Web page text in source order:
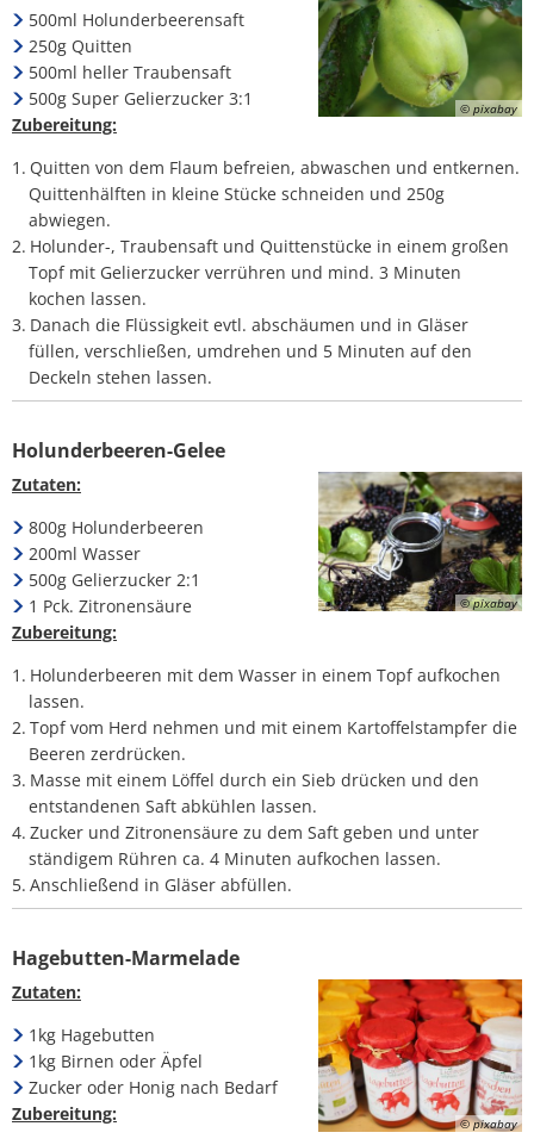
© pixabay
500ml Holunderbeerensaft
250g Quitten
500ml heller Traubensaft
500g Super Gelierzucker 3:1
Zubereitung:
Quitten von dem Flaum befreien, abwaschen und entkernen.
Quittenhälften in kleine Stücke schneiden und 250g
abwiegen.
Holunder-, Traubensaft und Quittenstücke in einem großen
Topf mit Gelierzucker verrühren und mind. 3 Minuten
kochen lassen.
Danach die Flüssigkeit evtl. abschäumen und in Gläser
füllen, verschließen, umdrehen und 5 Minuten auf den
Deckeln stehen lassen.
Holunderbeeren-Gelee
© pixabay
Zutaten:
800g Holunderbeeren
200ml Wasser
500g Gelierzucker 2:1
1 Pck. Zitronensäure
Zubereitung:
Holunderbeeren mit dem Wasser in einem Topf aufkochen
lassen.
Topf vom Herd nehmen und mit einem Kartoffelstampfer die
Beeren zerdrücken.
Masse mit einem Löffel durch ein Sieb drücken und den
entstandenen Saft abkühlen lassen.
Zucker und Zitronensäure zu dem Saft geben und unter
ständigem Rühren ca. 4 Minuten aufkochen lassen.
Anschließend in Gläser abfüllen.
Hagebutten-Marmelade
© pixabay
Zutaten:
1kg Hagebutten
1kg Birnen oder Äpfel
Zucker oder Honig nach Bedarf
Zubereitung: